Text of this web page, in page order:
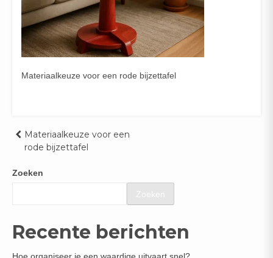
Materiaalkeuze voor een rode bijzettafel
Bericht
Materiaalkeuze voor een
rode bijzettafel
Zoeken
Zoeken
Recente berichten
Hoe organiseer je een waardige uitvaart snel?